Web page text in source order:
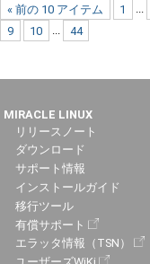
« 前の 10 アイテム 1 ...
9
10 ... 44
MIRACLE LINUX
リリースノート
ダウンロード
サポート情報
インストールガイド
移行ツール
有償サポート
エラッタ情報（TSN）